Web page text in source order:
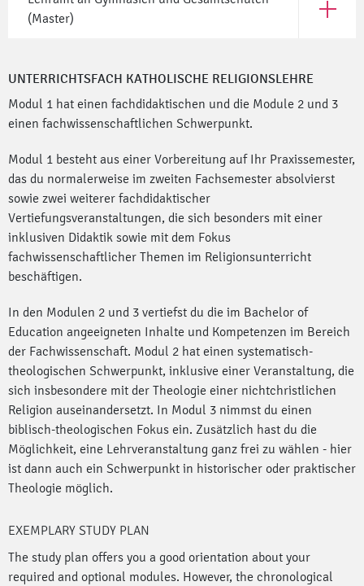
(Master)
Open
UNTERRICHTSFACH KATHOLISCHE RELIGIONSLEHRE
Modul 1 hat einen fachdidaktischen und die Module 2 und 3
einen fachwissenschaftlichen Schwerpunkt.
Modul 1 besteht aus einer Vorbereitung auf Ihr Praxissemester,
das du normalerweise im zweiten Fachsemester absolvierst
sowie zwei weiterer fachdidaktischer
Vertiefungsveranstaltungen, die sich besonders mit einer
inklusiven Didaktik sowie mit dem Fokus
fachwissenschaftlicher Themen im Religionsunterricht
beschäftigen.
In den Modulen 2 und 3 vertiefst du die im Bachelor of
Education angeeigneten Inhalte und Kompetenzen im Bereich
der Fachwissenschaft. Modul 2 hat einen systematisch-
theologischen Schwerpunkt, inklusive einer Veranstaltung, die
sich insbesondere mit der Theologie einer nichtchristlichen
Religion auseinandersetzt. In Modul 3 nimmst du einen
biblisch-theologischen Fokus ein. Zusätzlich hast du die
Möglichkeit, eine Lehrveranstaltung ganz frei zu wählen - hier
ist dann auch ein Schwerpunkt in historischer oder praktischer
Theologie möglich.
EXEMPLARY STUDY PLAN
The study plan offers you a good orientation about your
required and optional modules. However, the chronological